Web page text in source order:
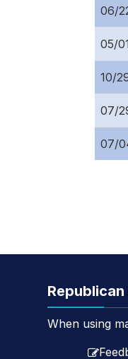
06/
05/
10/
07/
07/
When using